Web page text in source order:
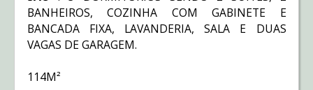
BANHEIROS, COZINHA COM GABINETE E
BANCADA FIXA, LAVANDERIA, SALA E DUAS
VAGAS DE GARAGEM.
114M²